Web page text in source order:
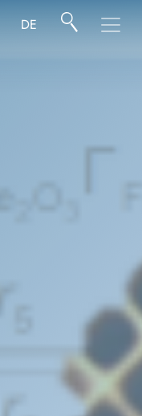
DE